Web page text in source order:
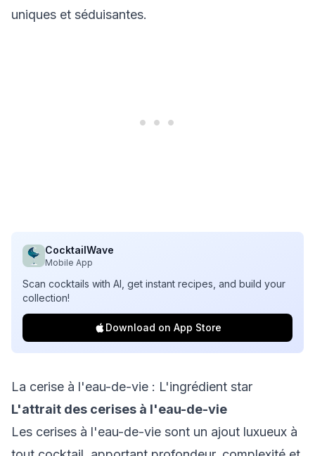
uniques et séduisantes.
CocktailWave
Mobile App
Scan cocktails with AI, get instant recipes, and build your
collection!
Download on App Store
La cerise à l'eau-de-vie : L'ingrédient star
L'attrait des cerises à l'eau-de-vie
Les cerises à l'eau-de-vie sont un ajout luxueux à